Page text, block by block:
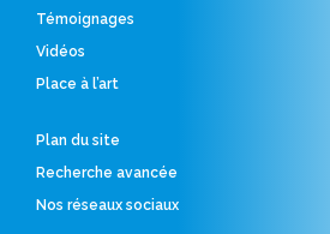
Témoignages
Vidéos
Place à l’art
Plan du site
Recherche avancée
Nos réseaux sociaux